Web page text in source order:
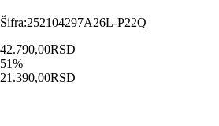
Šifra:252104297A26L-P22Q
42.790,00RSD
51%
21.390,00RSD